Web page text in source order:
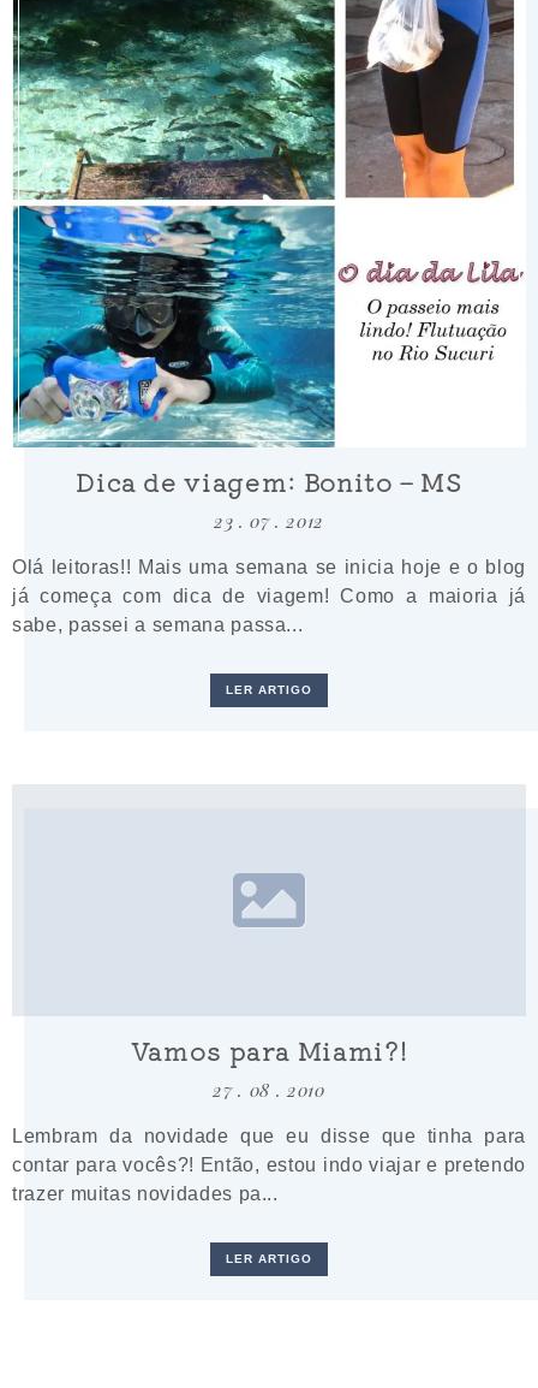
Dica de viagem: Bonito – MS
23 . 07 . 2012
Olá leitoras!! Mais uma semana se inicia hoje e o blog
já começa com dica de viagem! Como a maioria já
sabe, passei a semana passa...
LER ARTIGO
Vamos para Miami?!
27 . 08 . 2010
Lembram da novidade que eu disse que tinha para
contar para vocês?! Então, estou indo viajar e pretendo
trazer muitas novidades pa...
LER ARTIGO